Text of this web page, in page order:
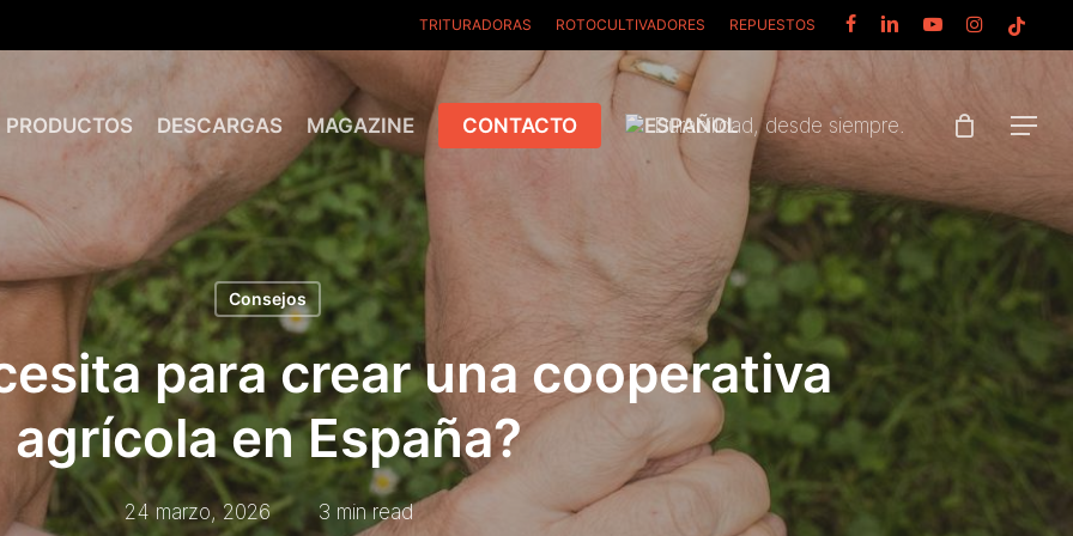
FACEBOOKLINKEDINYOUTUBEINSTAGRAM
TIKTOK
TRITURADORAS ROTOCULTIVADORES REPUESTOS
PRODUCTOS DESCARGAS MAGAZINE CONTACTO Durabilidad, desde siempre. Menu
Consejos
para crear una cooperativa
agrícola en España?
24 marzo, 2026 3 min read